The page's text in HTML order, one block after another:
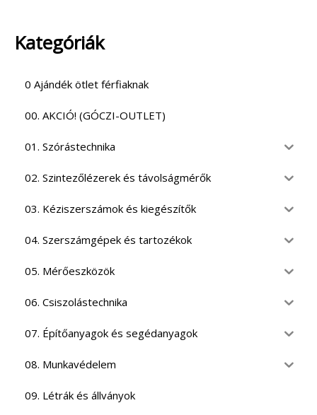
Kategóriák
0 Ajándék ötlet férfiaknak
00. AKCIÓ! (GÓCZI-OUTLET)
01. Szórástechnika
02. Szintezőlézerek és távolságmérők
03. Kéziszerszámok és kiegészítők
04. Szerszámgépek és tartozékok
05. Mérőeszközök
06. Csiszolástechnika
07. Építőanyagok és segédanyagok
08. Munkavédelem
09. Létrák és állványok